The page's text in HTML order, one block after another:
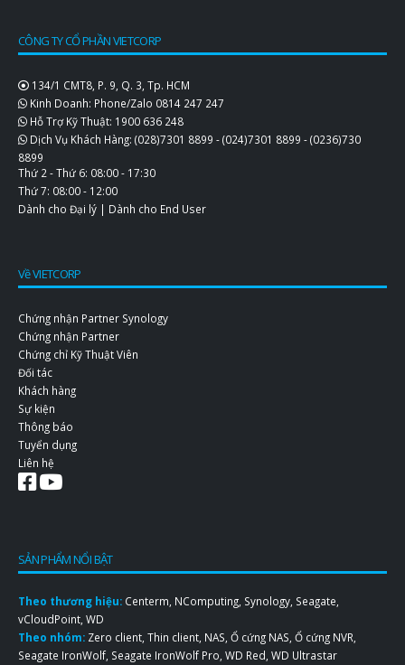
CÔNG TY CỔ PHẦN VIETCORP
134/1 CMT8, P. 9, Q. 3, Tp. HCM
Kinh Doanh: Phone/Zalo 0814 247 247
Hỗ Trợ Kỹ Thuật: 1900 636 248
Dịch Vụ Khách Hàng: (028)7301 8899 -(024)7301 8899 -(0236)730
8899
Thứ 2 - Thứ 6: 08:00 - 17:30
Thứ 7: 08:00 - 12:00
Dành cho Đại lý | Dành cho End User
Về VIETCORP
Chứng nhận Partner Synology
Chứng nhận Partner
Chứng chỉ Kỹ Thuật Viên
Đối tác
Khách hàng
Sự kiện
Thông báo
Tuyển dụng
Liên hệ
SẢN PHẨM NỔI BẬT
Theo thương hiệu: Centerm, NComputing, Synology, Seagate,
vCloudPoint, WD
Theo nhóm: Zero client, Thin client, NAS, Ổ cứng NAS, Ổ cứng NVR,
Seagate IronWolf, Seagate IronWolf Pro, WD Red, WD Ultrastar